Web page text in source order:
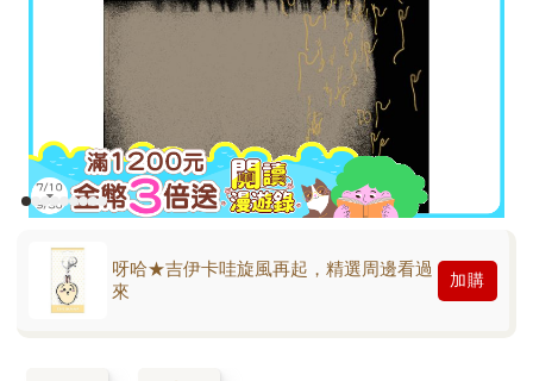
呀哈★吉伊卡哇旋風再起，精選周邊看過
來
加購